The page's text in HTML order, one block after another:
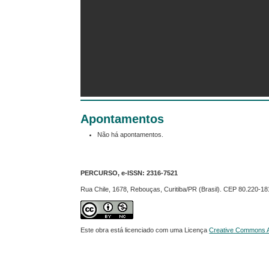
Apontamentos
Não há apontamentos.
PERCURSO, e-ISSN:2316-7521
Rua Chile, 1678, Rebouças, Curitiba/PR (Brasil). CEP 80.220-
Este obra está licenciado com uma LicençaCreative Commons